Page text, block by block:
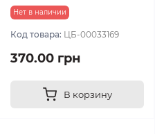
Нет в наличии
Код товара: ЦБ-00033169
370.00 грн
В корзину